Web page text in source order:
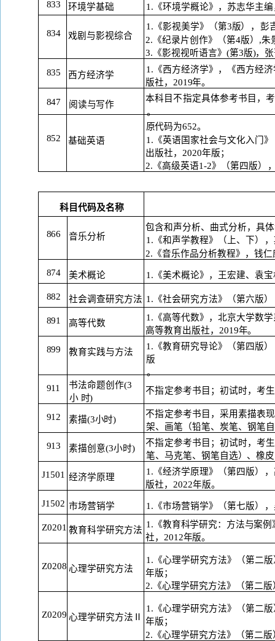
833 环境学基础 1.《环境学概论》，苏志华主
834 戏剧与影视综合
1.《影视美学》（第3版），彭
2.《纪录片创作》（第4版）,
3.《影视视听语言》(第3版)，
835
西方经济学
1.《西方经济学》，《西方经
版社， 2019年。
847
阅读与写作
本科目不指定具体参考书目，
。
852 基础英语
原代码为652。
1.《英语国家社会与文化入门
出版社， 2020年版；
2.《高级英语1-2》（第四版）
科目代码及名称
866 音乐分析
包含和声分析、曲式分析，具
1.《和声学教程》（上、下），
2.《音乐作品分析教程》，钱
874
美术概论 1.《美术概论》，王宏建、袁
882 社会调查研究方法 1.《社会研究方法》（第六版
891 高等代数
1.《高等代数》，北京大学数
高等教育出版社， 2019年。
899
教育实践与方法
1.《教育研究导论》（第四版
版
。
911
书法命题创作(3
小 时)
不指定参考书目；初试时，考
912 素描(3小时)
不指定参考书目，采用素描表
架、画笔（铅笔、炭笔、钢笔
913
素描创意(3小时)
不指定参考书目；初试时，考
笔、马克笔、钢笔自选）、橡
J1501 经济学原理
1.《经济学原理》（第四版），
版社， 2022年版。
J1502 市场营销学 1.《市场营销学》（第七版），
Z0201 教育科学研究方法
1.《教育科学研究：方法与案例
社， 2012年版。
Z0208 心理学研究方法
1.《心理学研究方法》（第二版
年版；
2.《心理学研究方法》（第二版
Z0209 心理学研究方法
1.《心理学研究方法》（第二版
年版；
2.《心理学研究方法》（第二版